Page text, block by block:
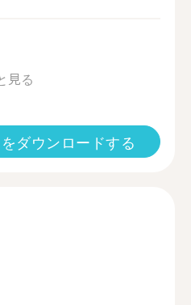
見る
ダウンロードする